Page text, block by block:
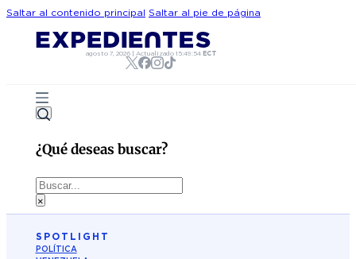
Saltar al contenido principal Saltar al pie de página
agosto 7, 2026| Actualizado 15:49:54 ECT
¿Qué deseas buscar?
Buscar
×
SPOTLIGHT
POLÍTICA